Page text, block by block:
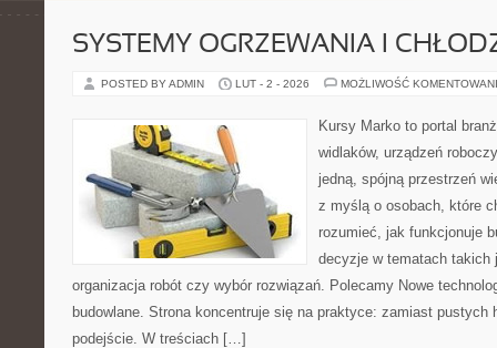
SYSTEMY OGRZEWANIA I
POSTED BY ADMIN LUT - 2 - 2026 MOŻLIWOŚĆ
Kursy Marko to portal
widlaków, urządzeń
jedną, spójną przestrzeń
z myślą o osobach, które
rozumieć, jak funkcjonuje
decyzje w tematach takich
organizacja robót czy wybór rozwiązań. Polecamy Nowe
budowlane. Strona koncentruje się na praktyce: zamiast pustych
podejście. W treściach […]